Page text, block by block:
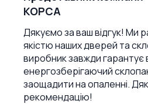
КОРСА
Дякуємо за ваш відгук! Ми
якістю наших дверей та
виробник завжди гарантує
енергозберігаючий
заощадити на опаленні.
рекомендацію!